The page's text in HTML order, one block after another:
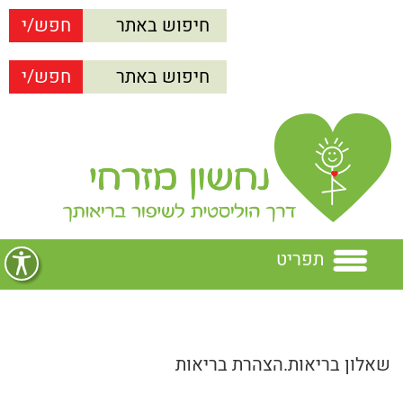
תפריט
נחשון מזרחי
שאלון בריאות.הצהרת בריאות